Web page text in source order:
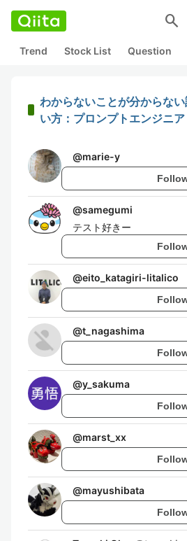
search
Trend Stock List Question
わからないことが分からな
い方：プロンプトエンジニア
@marie-y
@samegumi
テスト好きー
@eito_katagiri-litalico
@t_nagashima
@y_sakuma
@marst_xx
@mayushibata